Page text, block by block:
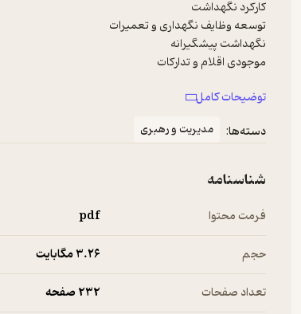
توضیحات کامل
دسته‌ها:
مدیریت و رهبری
شناسنامه
فرمت محتوا pdf
حجم 3.۲۶ مگابایت
تعداد صفحات 232 صفحه